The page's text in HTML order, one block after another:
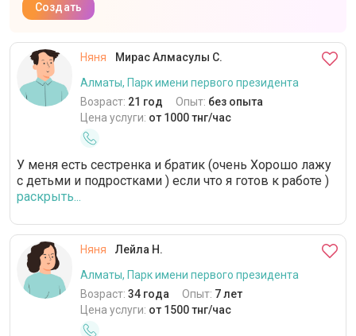
Создать
Няня
Мирас Алмасулы С.
Алматы, Парк имени первого президента
Возраст: 21 год Опыт: без опыта
Цена услуги: от 1000 тнг/час
У меня есть сестренка и братик (очень Хорошо лажу
с детьми и подростками ) если что я готов к работе )
раскрыть...
Няня
Лейла Н.
Алматы, Парк имени первого президента
Возраст: 34 года Опыт: 7 лет
Цена услуги: от 1500 тнг/час